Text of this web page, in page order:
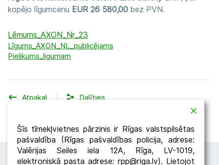
kopējo līgumcenu EUR 26 580,00 bez PVN.
Lēmums_AXON_Nr_23
Līgums_AXON_NL_publicējams
Pielikums_ligumam
Atpakaļ Dalīties
Šīs tīmekļvietnes pārzinis ir Rīgas valstspilsētas
pašvaldība (Rīgas pašvaldības policija, adrese:
Valērijas Seiles iela 12A, Rīga, LV-1019,
elektroniskā pasta adrese: rpp@riga.lv). Lietojot